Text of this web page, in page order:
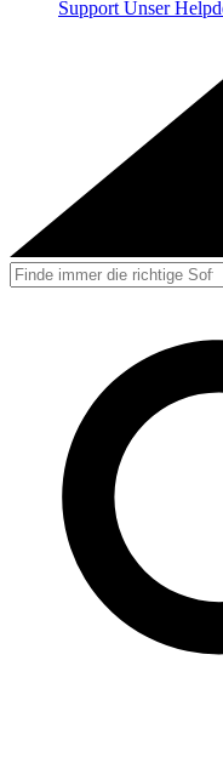
Support Unser